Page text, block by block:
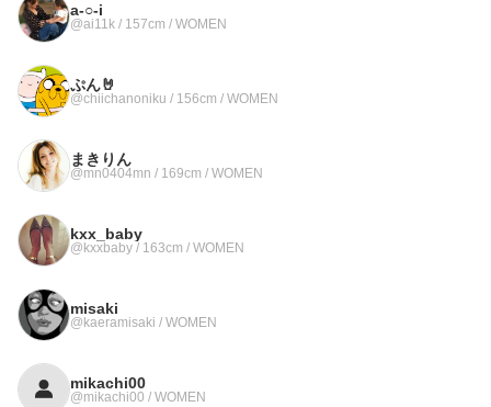
a-○-i
@ai11k / 157cm / WOMEN
ぷん🤘
@chiichanoniku / 156cm / WOMEN
まきりん
@mn0404mn / 169cm / WOMEN
kxx_baby
@kxxbaby / 163cm / WOMEN
misaki
@kaeramisaki / WOMEN
mikachi00
@mikachi00 / WOMEN